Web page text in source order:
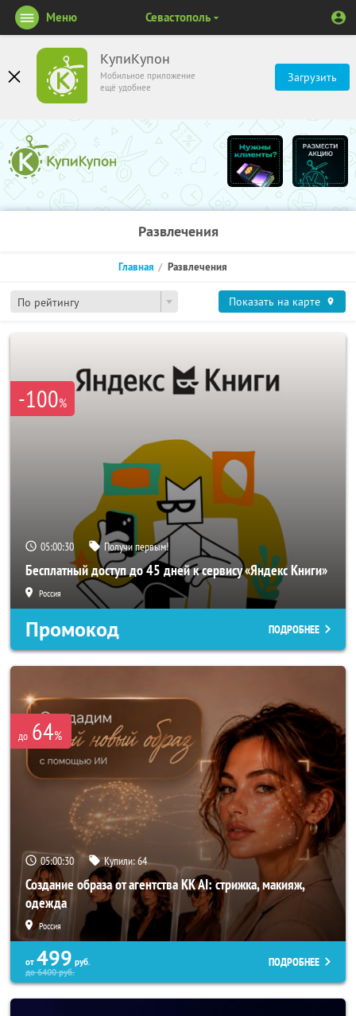
КупиКупон
Мобильное приложение
ещё удобнее
Загрузить
Меню Севастополь
Развлечения
По рейтингу
Главная Развлечения
Показать на карте
-100%
05:00:28 Получи первым!
Бесплатный доступ до 45 дней к сервису «Яндекс Книги»
Россия
Промокод ПОДРОБНЕЕ
до 64%
05:00:28 Купили:64
Создание образа от агентства KK AI: стрижка, макияж,
одежда
Россия
от 499 руб.
до6400руб.
ПОДРОБНЕЕ